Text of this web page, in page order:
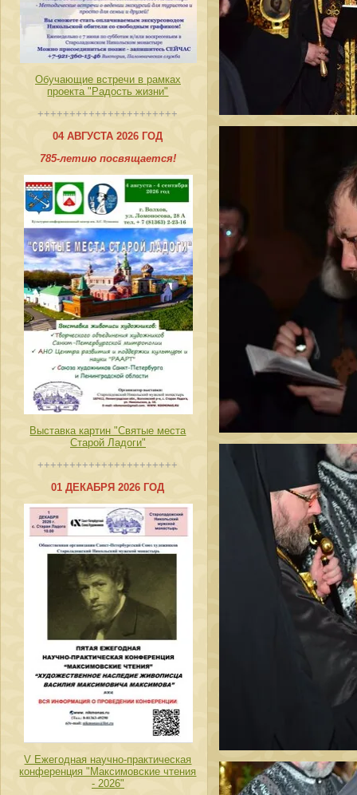
Обучающие встречи в рамках
проекта "Радость жизни"
++++++++++++++++++++++
04 АВГУСТА 2026 ГОД
785-летию посвящается!
Выставка картин "Святые места
Старой Ладоги"
++++++++++++++++++++++
01 ДЕКАБРЯ 2026 ГОД
V Ежегодная научно-практическая
конференция "Максимовские чтения
- 2026"